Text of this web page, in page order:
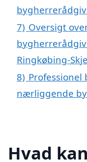
7) Oversigt
Ringkøbing-
8)
nærliggende
Hvad